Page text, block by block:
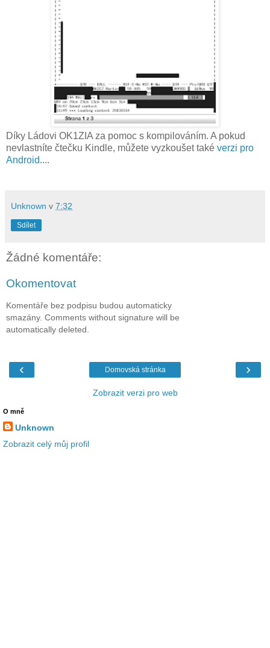
Díky Ládovi OK1ZIA za pomoc s kompilováním. A pokud
nevlastníte čtečku Kindle, můžete vyzkoušet také verzi pro
Android....
Unknown v 7:32
Sdílet
Žádné komentáře:
Okomentovat
Komentáře bez podpisu budou automaticky
smazány. Comments without signature will be
automatically deleted.
‹ ›
Domovská stránka
Zobrazit verzi pro web
O mně
Unknown
Zobrazit celý můj profil